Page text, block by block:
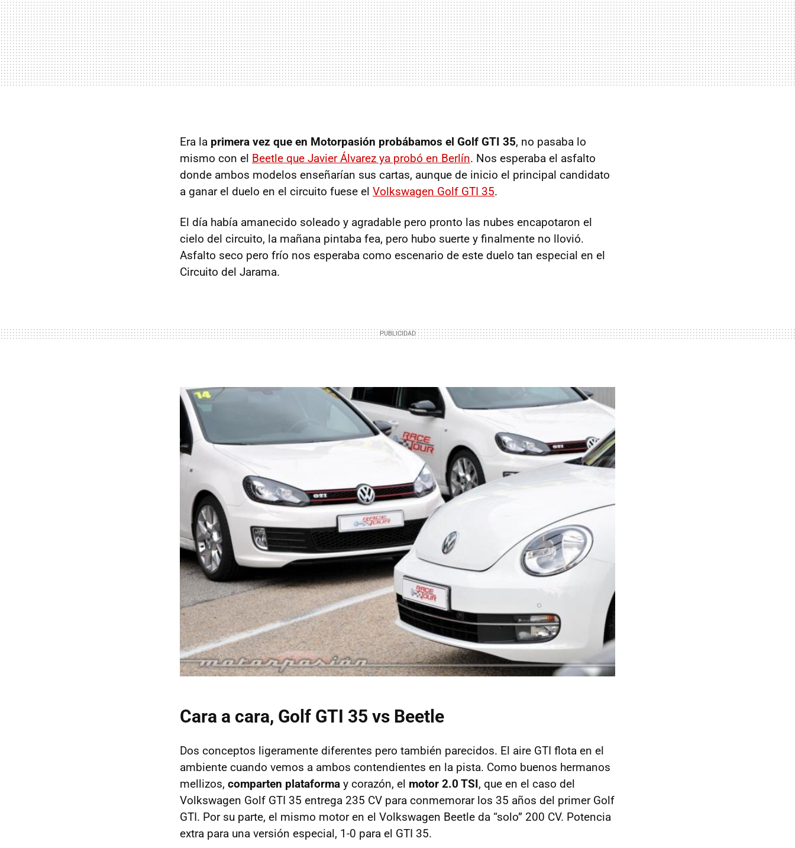
Era la primera vez que en Motorpasión probábamos el Golf GTI 35, no pasaba lo
mismo con el Beetle que Javier Álvarez ya probó en Berlín. Nos esperaba el asfalto
donde ambos modelos enseñarían sus cartas, aunque de inicio el principal candidato
a ganar el duelo en el circuito fuese el Volkswagen Golf GTI 35.
El día había amanecido soleado y agradable pero pronto las nubes encapotaron el
cielo del circuito, la mañana pintaba fea, pero hubo suerte y finalmente no llovió.
Asfalto seco pero frío nos esperaba como escenario de este duelo tan especial en el
Circuito del Jarama.
Cara a cara, Golf GTI 35 vs Beetle
Dos conceptos ligeramente diferentes pero también parecidos. El aire GTI flota en el
ambiente cuando vemos a ambos contendientes en la pista. Como buenos hermanos
mellizos, comparten plataforma y corazón, el motor 2.0 TSI, que en el caso del
Volkswagen Golf GTI 35 entrega 235 CV para conmemorar los 35 años del primer Golf
GTI. Por su parte, el mismo motor en el Volkswagen Beetle da “solo” 200 CV. Potencia
extra para una versión especial, 1-0 para el GTI 35.